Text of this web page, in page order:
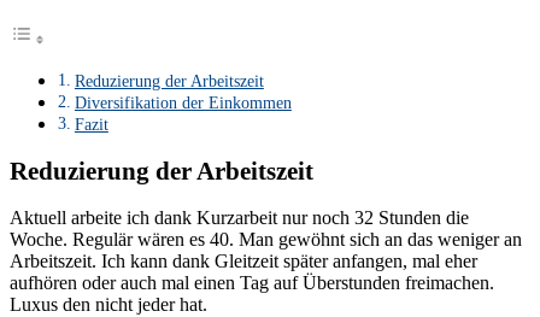
Reduzierung der Arbeitszeit
Diversifikation der Einkommen
Fazit
Reduzierung der Arbeitszeit
Aktuell arbeite ich dank Kurzarbeit nur noch 32 Stunden die
Woche. Regulär wären es 40. Man gewöhnt sich an das weniger an
Arbeitszeit. Ich kann dank Gleitzeit später anfangen, mal eher
aufhören oder auch mal einen Tag auf Überstunden freimachen.
Luxus den nicht jeder hat.